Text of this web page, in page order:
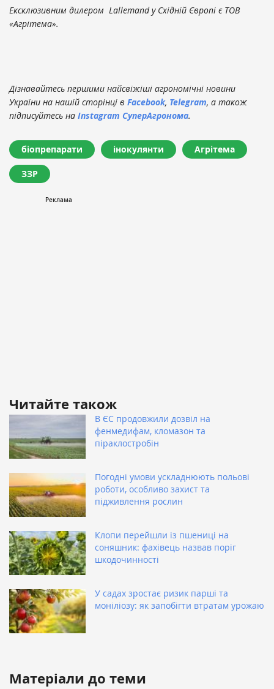
Ексклюзивним дилером Lallemand у Східній Європі є ТОВ
«Агрітема».
Дізнавайтесь першими найсвіжіші агрономічні новини
України на нашій сторінці в Facebook, Telegram, а також
підписуйтесь на Instagram СуперАгронома.
біопрепарати інокулянти Агрітема
ЗЗР
Читайте також
В ЄС продовжили дозвіл на
фенмедифам, кломазон та
піраклостробін
Погодні умови ускладнюють польові
роботи, особливо захист та
підживлення рослин
Клопи перейшли із пшениці на
соняшник: фахівець назвав поріг
шкодочинності
У садах зростає ризик парші та
моніліозу: як запобігти втратам урожаю
Матеріали до теми